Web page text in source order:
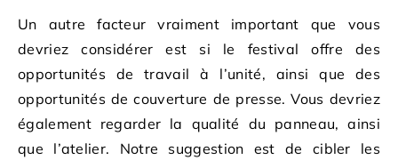
Un autre facteur vraiment important que vous
devriez considérer est si le festival offre des
opportunités de travail à l’unité, ainsi que des
opportunités de couverture de presse. Vous devriez
également regarder la qualité du panneau, ainsi
que l’atelier. Notre suggestion est de cibler les